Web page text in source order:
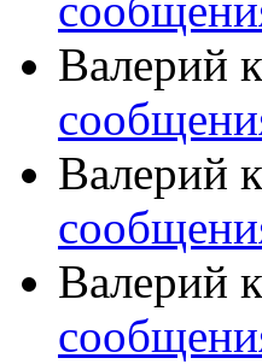
Валерий
Валерий
Валерий